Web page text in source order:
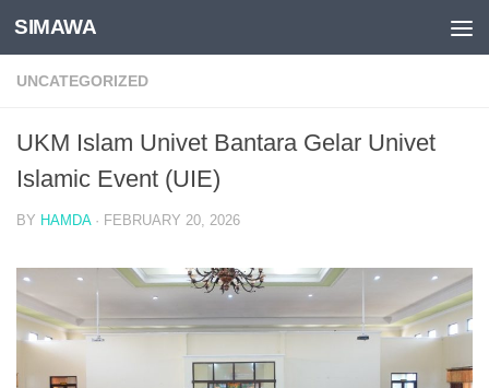
Skip to content
SIMAWA
UNCATEGORIZED
UKM Islam Univet Bantara Gelar Univet
Islamic Event (UIE)
BY HAMDA · FEBRUARY 20, 2026